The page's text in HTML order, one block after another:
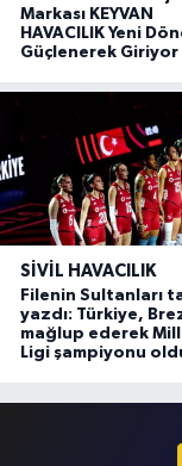
Markası KEYVAN
HAVACILIK Yeni
Güçlenerek Giriyor
SIVIL HAVACILIK
Filenin Sultanları
yazdı: Türkiye,
mağlup ederek
Ligi şampiyonu